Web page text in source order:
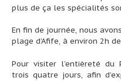
plus de ça les spécialités
En fin de journée, nous
plage d’Afife, à environ 2h
Pour visiter l’entièreté du
trois quatre jours, afin